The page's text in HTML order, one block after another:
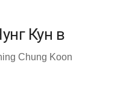
Кун в
Chung Koon